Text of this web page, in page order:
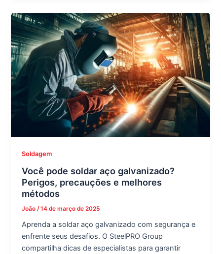
Soldagem
Você pode soldar aço galvanizado?
Perigos, precauções e melhores
métodos
João /14 de março de 2025
Aprenda a soldar aço galvanizado com segurança e
enfrente seus desafios. O SteelPRO Group
compartilha dicas de especialistas para garantir